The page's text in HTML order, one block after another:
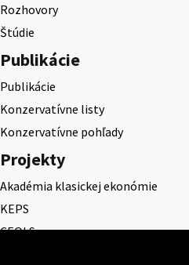
Rozhovory
Štúdie
Publikácie
Publikácie
Konzervatívne listy
Konzervatívne pohľady
Projekty
Akadémia klasickej ekonómie
KEPS
CEQLS